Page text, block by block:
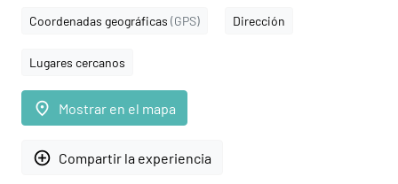
Coordenadas geográficas (GPS) Dirección
Lugares cercanos
place Mostrar en el mapa
add_circle_outline Compartir la experiencia